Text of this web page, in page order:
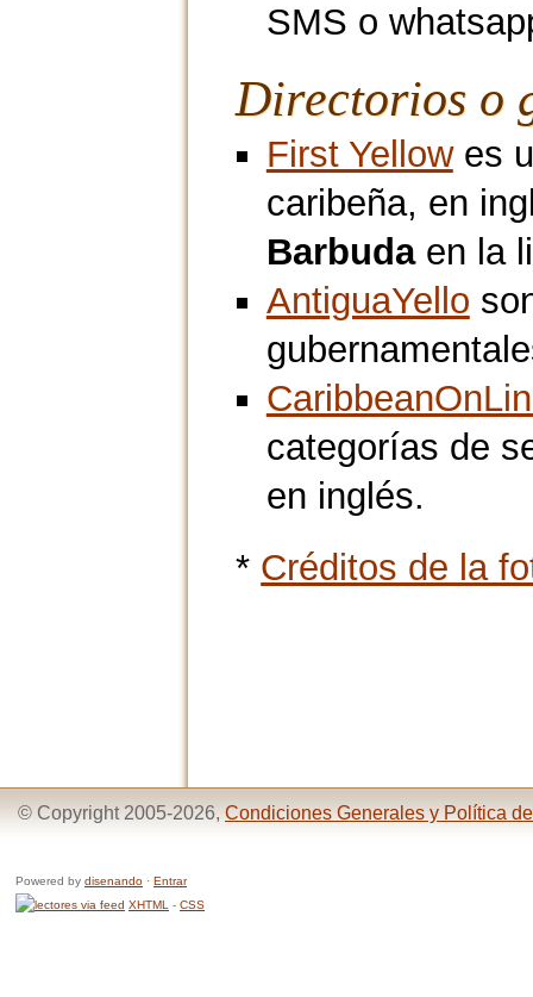
SMS o
Directorios o
First Yellowes
caribeña, en
Barbudaen la
AntiguaYello
categorías de
en inglés.
* Créditos de la
© Copyright 2005-2026, Condiciones Generales y Política
Powered by disenando · Entrar
XHTML
- CSS